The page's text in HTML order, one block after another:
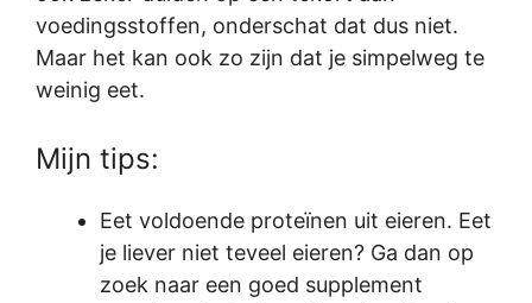
voedingsstoffen, onderschat dat dus niet.
Maar het kan ook zo zijn dat je simpelweg te
weinig eet.
Mijn tips:
Eet voldoende proteïnen uit eieren. Eet
je liever niet teveel eieren? Ga dan op
zoek naar een goed supplement